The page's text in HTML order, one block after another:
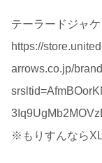
テーラードジャケ
https://
arrows.co.jp/
※もりすんなら